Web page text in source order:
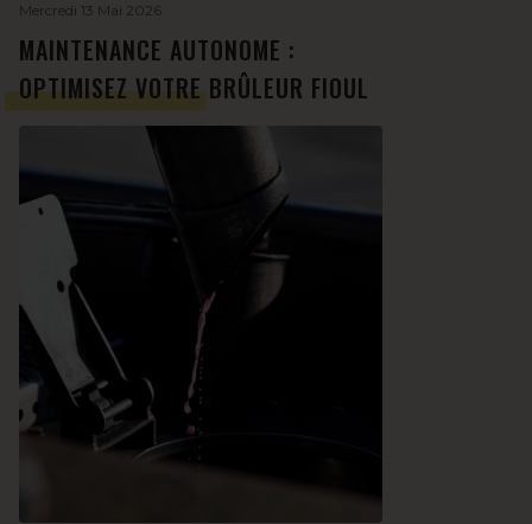
Mercredi 13 Mai 2026
MAINTENANCE AUTONOME :
OPTIMISEZ VOTRE BRÛLEUR FIOUL